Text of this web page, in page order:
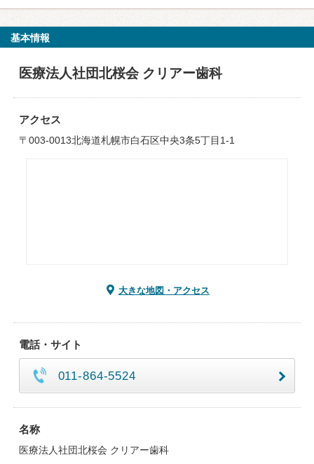
基本情報
医療法人社団北桜会 クリアー歯科
アクセス
〒003-0013北海道札幌市白石区中央3条5丁目1-1
大きな地図・アクセス
電話・サイト
011-864-5524
名称
医療法人社団北桜会 クリアー歯科